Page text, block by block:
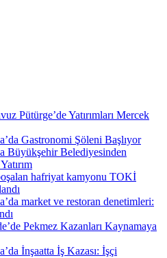
Pütürge’de Yatırımları Mercek
Gastronomi Şöleni Başlıyor
Büyükşehir Belediyesinden
hafriyat kamyonu TOKİ
market ve restoran denetimleri:
Pekmez Kazanları Kaynamaya
İnşaatta İş Kazası: İşçi